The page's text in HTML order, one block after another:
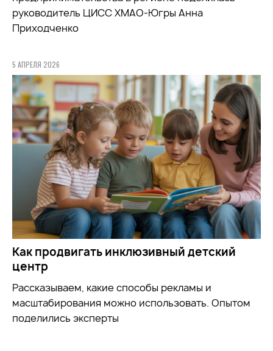
руководитель ЦИСС ХМАО-Югры Анна
Приходченко
5 АПРЕЛЯ 2026
Как продвигать инклюзивный детский
центр
Рассказываем, какие способы рекламы и
масштабирования можно использовать. Опытом
поделились эксперты